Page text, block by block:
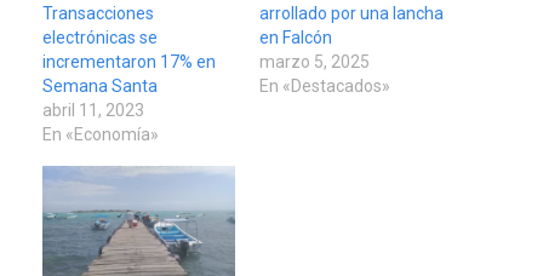
Transacciones
electrónicas se
incrementaron 17% en
Semana Santa
abril 11, 2023
En «Economía»
arrollado por una lancha
en Falcón
marzo 5, 2025
En «Destacados»